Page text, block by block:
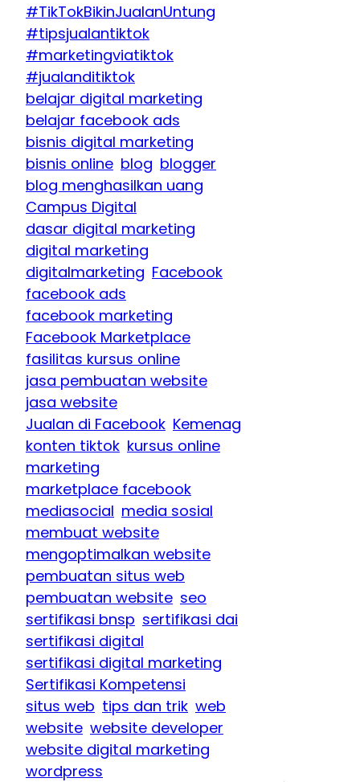
#TikTokBikinJualanUntung
#tipsjualantiktok
#marketingviatiktok
#jualanditiktok
belajar digital marketing
belajar facebook ads
bisnis digital marketing
bisnis online blog blogger
blog menghasilkan uang
Campus Digital
dasar digital marketing
digital marketing
digitalmarketing Facebook
facebook ads
facebook marketing
Facebook Marketplace
fasilitas kursus online
jasa pembuatan website
jasa website
Jualan di Facebook Kemenag
konten tiktok kursus online
marketing
marketplace facebook
mediasocial media sosial
membuat website
mengoptimalkan website
pembuatan situs web
pembuatan website seo
sertifikasi bnsp sertifikasi dai
sertifikasi digital
sertifikasi digital marketing
Sertifikasi Kompetensi
situs web tips dan trik web
website website developer
website digital marketing
wordpress